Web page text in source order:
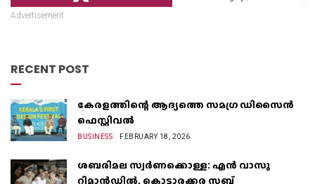
Advertisement
RECENT POST
കേരളത്തിന്റെ ആദ്യത്തെ സമഗ്ര ഡിസൈൻ
ഫെസ്റ്റിവൽ
BUSINESS FEBRUARY 18, 2026
ശബരിമല സ്വർണക്കൊള്ള: എൻ വാസു
റിമാൻഡിൽ, കൊട്ടാരക്കര സബ്